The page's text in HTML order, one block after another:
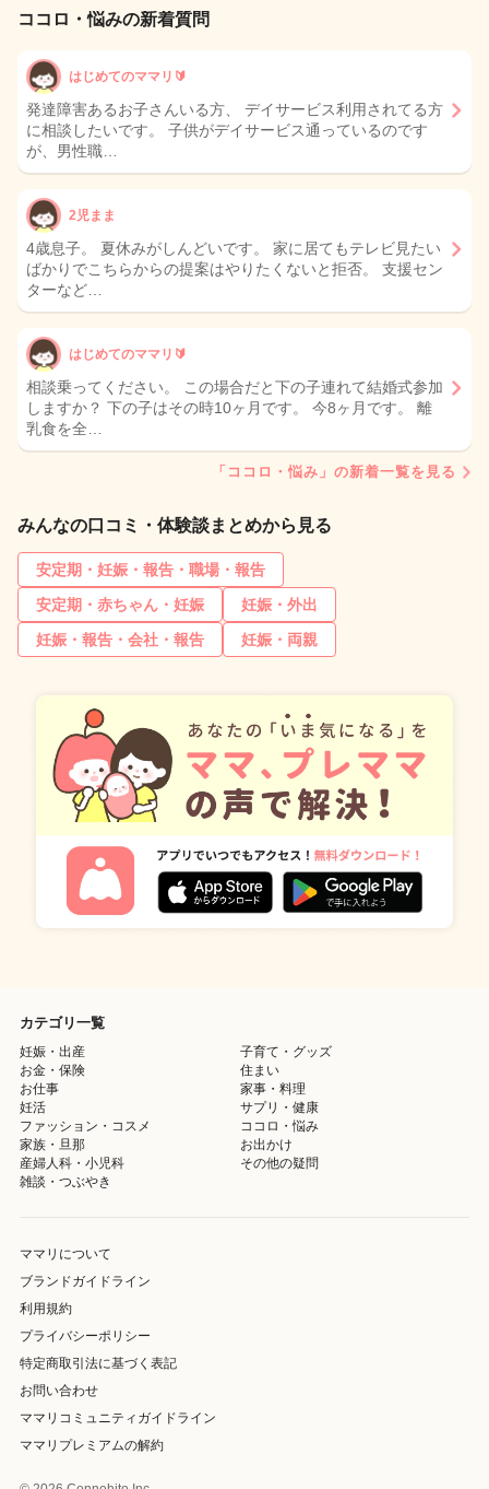
ココロ・悩みの新着質問
はじめてのママリ🔰
発達障害あるお子さんいる方、 デイサービス利用されてる方
に相談したいです。 子供がデイサービス通っているのです
が、男性職…
2児まま
4歳息子。 夏休みがしんどいです。 家に居てもテレビ見たい
ばかりでこちらからの提案はやりたくないと拒否。 支援セン
ターなど…
はじめてのママリ🔰
相談乗ってください。 この場合だと下の子連れて結婚式参加
しますか？ 下の子はその時10ヶ月です。 今8ヶ月です。 離
乳食を全…
「ココロ・悩み」の新着一覧を見る
みんなの口コミ・体験談まとめから見る
安定期・妊娠・報告・職場・報告
安定期・赤ちゃん・妊娠
妊娠・外出
妊娠・報告・会社・報告
妊娠・両親
カテゴリ一覧
妊娠・出産
子育て・グッズ
お金・保険
住まい
お仕事
家事・料理
妊活
サプリ・健康
ファッション・コスメ
ココロ・悩み
家族・旦那
お出かけ
産婦人科・小児科
その他の疑問
雑談・つぶやき
ママリについて
ブランドガイドライン
利用規約
プライバシーポリシー
特定商取引法に基づく表記
お問い合わせ
ママリコミュニティガイドライン
ママリプレミアムの解約